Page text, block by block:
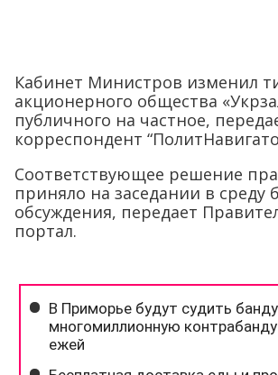
Кабинет Министров изменил
акционерного общества
публичного на частное,
корреспондент
Соответствующее решение
приняло на заседании в среду
обсуждения, передает
портал.